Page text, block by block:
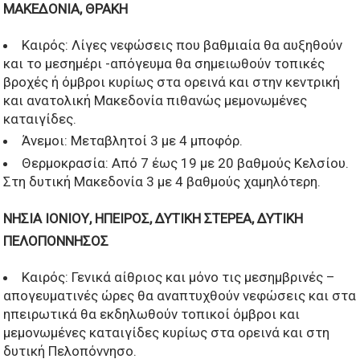
ΜΑΚΕΔΟΝΙΑ, ΘΡΑΚΗ
Καιρός: Λίγες νεφώσεις που βαθμιαία θα αυξηθούν
και το μεσημέρι -απόγευμα θα σημειωθούν τοπικές
βροχές ή όμβροι κυρίως στα ορεινά και στην κεντρική
και ανατολική Μακεδονία πιθανώς μεμονωμένες
καταιγίδες.
Άνεμοι: Μεταβλητοί 3 με 4 μποφόρ.
Θερμοκρασία: Από 7 έως 19 με 20 βαθμούς Κελσίου.
Στη δυτική Μακεδονία 3 με 4 βαθμούς χαμηλότερη.
ΝΗΣΙΑ ΙΟΝΙΟΥ, ΗΠΕΙΡΟΣ, ΔΥΤΙΚΗ ΣΤΕΡΕΑ, ΔΥΤΙΚΗ
ΠΕΛΟΠΟΝΝΗΣΟΣ
Καιρός: Γενικά αίθριος και μόνο τις μεσημβρινές –
απογευματινές ώρες θα αναπτυχθούν νεφώσεις και στα
ηπειρωτικά θα εκδηλωθούν τοπικοί όμβροι και
μεμονωμένες καταιγίδες κυρίως στα ορεινά και στη
δυτική Πελοπόννησο.